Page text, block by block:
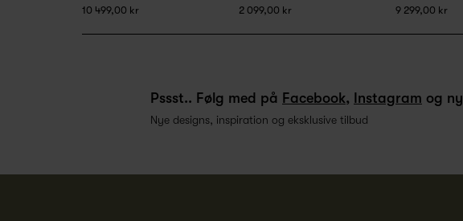
10 499,00 kr 2 099,00 kr 9 299,00 kr
Pssst.. Følg med på Facebook, Instagram og
Nye designs, inspiration og eksklusive tilbud